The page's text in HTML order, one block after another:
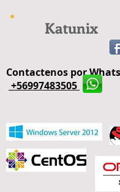
Katunix
Contactenos por
+56997483505